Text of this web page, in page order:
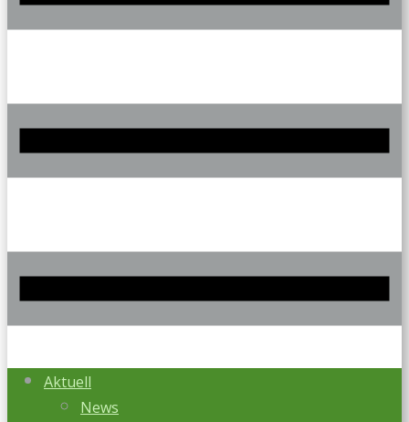
Aktuell
News